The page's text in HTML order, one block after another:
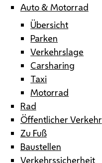
Auto & Motorrad
Übersicht
Parken
Verkehrslage
Carsharing
Taxi
Motorrad
Rad
Öffentlicher Verkehr
Zu Fuß
Baustellen
Verkehrssicherheit